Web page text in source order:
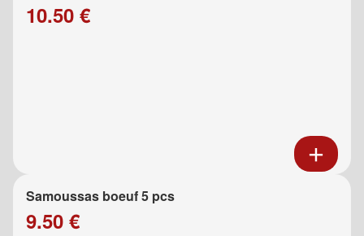
10.50 €
Samoussas boeuf 5 pcs
9.50 €